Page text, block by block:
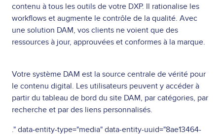
contenu à tous les outils de votre DXP. Il rationalise les
workflows et augmente le contrôle de la qualité. Avec
une solution DAM, vos clients ne voient que des
ressources à jour, approuvées et conformes à la marque.
Votre système DAM est la source centrale de vérité pour
le contenu digital. Les utilisateurs peuvent y accéder à
partir du tableau de bord du site DAM, par catégories, par
recherche et par des liens personnalisés.
." data-entity-type="media" data-entity-uuid="8ae13464-